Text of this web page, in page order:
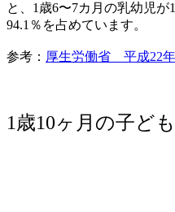
と、1歳6〜7カ月の乳幼児が
94.1％を占めています。
参考： 厚生労働省 平成22
1歳10ヶ月の子ど